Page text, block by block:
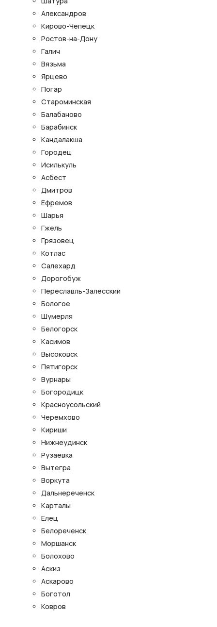
Александров
Кирово-Чепецк
Ростов-на-Дону
Галич
Вязьма
Ярцево
Погар
Староминская
Балабаново
Барабинск
Кандалакша
Городец
Исилькуль
Асбест
Дмитров
Ефремов
Шарья
Гжель
Грязовец
Котлас
Салехард
Дорогобуж
Переславль-Залесский
Бологое
Шумерля
Белогорск
Касимов
Высоковск
Пятигорск
Вурнары
Богородицк
Красноусольский
Черемхово
Кириши
Нижнеудинск
Рузаевка
Вытегра
Воркута
Дальнереченск
Карталы
Елец
Белореченск
Моршанск
Болохово
Аскиз
Аскарово
Боготол
Ковров